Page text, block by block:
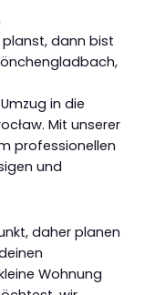
dann bist
in die
Mit unserer
professionellen
und
daher planen
Wohnung